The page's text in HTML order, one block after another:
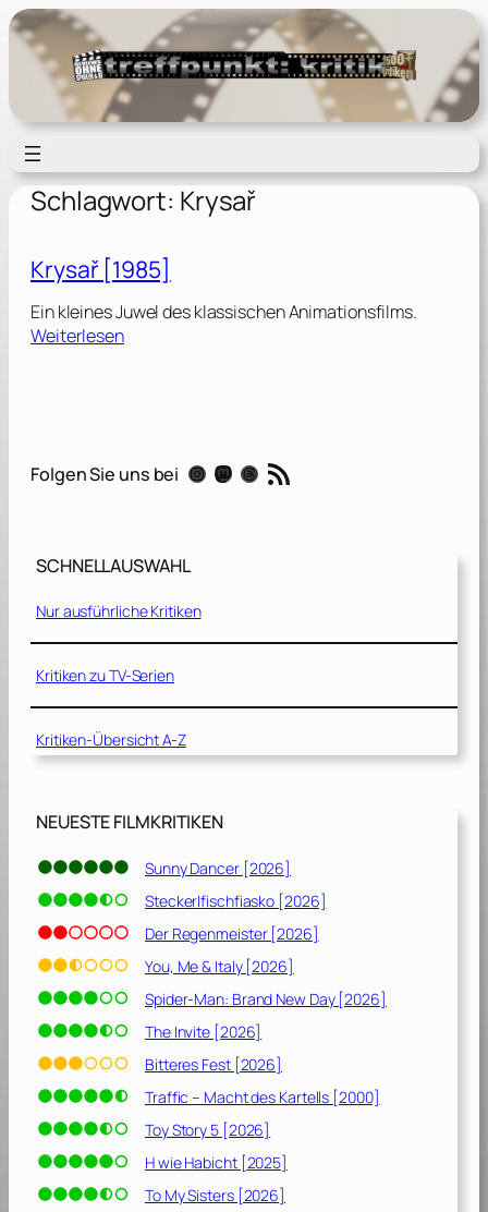
Zum
Inhalt
springen
Schlagwort: Krysař
Krysař [1985]
Ein kleines Juwel des klassischen Animationsfilms.
Weiterlesen:
ř
8
]
Folgen Sie uns bei Instagram Mastodon Threads RSS-Feed
SCHNELLAUSWAHL
Nur ausführliche Kritiken
Kritiken zu TV-Serien
Kritiken-Übersicht A-Z
NEUESTE FILMKRITIKEN
Sunny Dancer [2026]
Steckerlfischfiasko [2026]
Der Regenmeister [2026]
You, Me & Italy [2026]
Spider-Man: Brand New Day [2026]
The Invite [2026]
Bitteres Fest [2026]
Traffic – Macht des Kartells [2000]
Toy Story 5 [2026]
H wie Habicht [2025]
To My Sisters [2026]